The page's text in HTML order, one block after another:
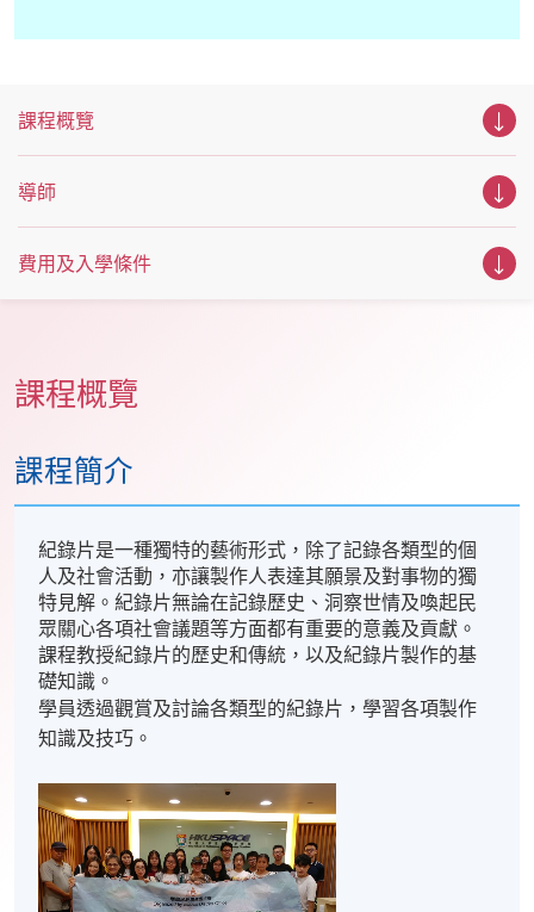
課程概覽
導師
費用及入學條件
課程概覽
課程簡介
紀錄片是一種獨特的藝術形式，除了記錄各類型的個
人及社會活動，亦讓製作人表達其願景及對事物的獨
特見解。紀錄片無論在記錄歷史、洞察世情及喚起民
眾關心各項社會議題等方面都有重要的意義及貢獻。
課程教授紀錄片的歷史和傳統，以及紀錄片製作的基
礎知識。
學員透過觀賞及討論各類型的紀錄片，學習各項製作
知識及技巧。